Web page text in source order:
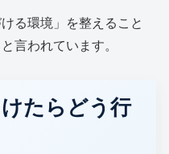
る環境」を整えること
言われています。
たらどう行